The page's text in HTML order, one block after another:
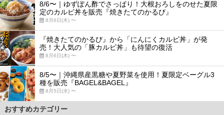
8/6〜｜ゆずぽん酢でさっぱり！大根おろしをのせた夏限
定のカルビ丼を販売『焼きたてのかるび』
8月6日(木) 〜
『焼きたてのかるび』から「にんにくカルビ丼」が発
売！大人気の「豚カルビ丼」も待望の復活
8月6日(木) 〜
8/5〜｜沖縄県産黒糖や夏野菜を使用！夏限定ベーグル3
種を販売『BAGEL&BAGEL』
8月5日(水) 〜
おすすめカテゴリー